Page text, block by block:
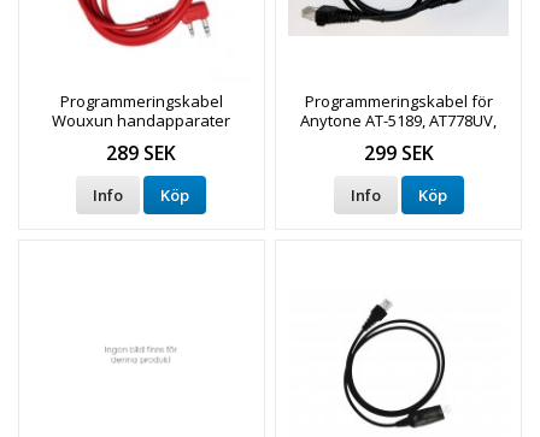
Programmeringskabel
Wouxun handapparater
289 SEK
Info Köp
Programmeringskabel för
Anytone AT-5189, AT778UV,
299 SEK
Info Köp